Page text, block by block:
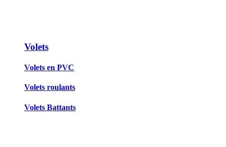
Volets
Volets en PVC
Volets roulants
Volets Battants